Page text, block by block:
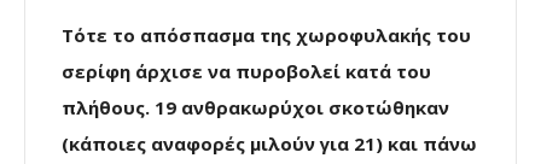
Τότε το απόσπασμα της χωροφυλακής του
σερίφη άρχισε να πυροβολεί κατά του
πλήθους. 19 ανθρακωρύχοι σκοτώθηκαν
(κάποιες αναφορές μιλούν για 21) και πάνω